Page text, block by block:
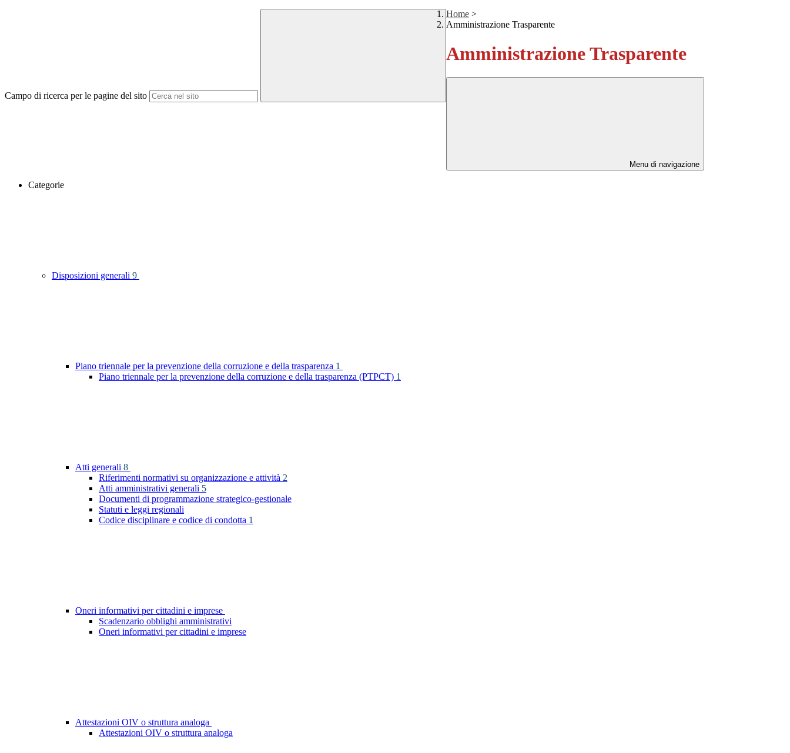
Campo di ricerca per le pagine del sito
Home >
Amministrazione Trasparente
Amministrazione Trasparente
Menu di navigazione
Categorie
Disposizioni generali 9
Piano triennale per la prevenzione della corruzione e della trasparenza 1
Piano triennale per la prevenzione della corruzione e della trasparenza (PTPCT) 1
Atti generali 8
Riferimenti normativi su organizzazione e attività 2
Atti amministrativi generali 5
Documenti di programmazione strategico-gestionale
Statuti e leggi regionali
Codice disciplinare e codice di condotta 1
Oneri informativi per cittadini e imprese
Scadenzario obblighi amministrativi
Oneri informativi per cittadini e imprese
Attestazioni OIV o struttura analoga
Attestazioni OIV o struttura analoga